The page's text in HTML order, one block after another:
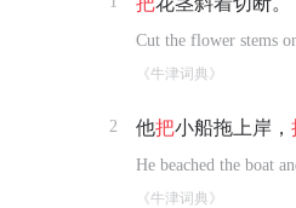
Cut the flower stems
《牛津词典》
2 他把小船拖上岸，
He beached the boat
《牛津词典》